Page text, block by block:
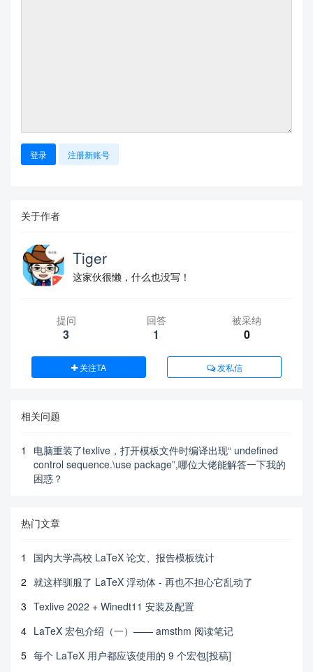
current page.center)
            ([xshift=0.5cm,yshift=-8cm]current pa
yshift=-8cm]current page.center)
            \draw[very thick,c4] ([xshift=0.5cm,y
shift=-8cm]current page.center)
            arc(180:0:2);
            \draw[very thick,c4] ([xshift=2.5cm,y
            \draw[very thick,c4] ([xshift=4.5cm,y
shift=-8cm]current page.center)
            \fill[red] ([xshift=2.5cm,yshift=-8c
m]current page.center) +(60:2) circle(1.5mm)
        \end{scope}
        \fill[c1] ([xshift=2cm,yshift=-8cm]curren
t page.center) rectangle ++ (-12.7,7.7);
        \node[text=white,anchor=west,scale=5,inne
r sep=0pt] at
        \node[text=white,anchor=west,scale=2.5,in
nter) {Some text};
        %
        \draw[gray,line width=5mm]
        ([xshift=2mm,yshift=-1mm]current page.sou
nt
    \end{tikzpicture}
登录 注册新账号
关于作者
Tiger
这家伙很懒，什么也没写！
提问
3
回答
1
被采纳
0
关注TA 发私信
相关问题
1
电脑重装了texlive，打开模板文件时编译出现“ undefined
control sequence.\use package”,哪位大佬能解答一下我的
困惑？
热门文章
1
国内大学高校 LaTeX 论文、报告模板统计
2 就这样驯服了 LaTeX 浮动体 - 再也不担心它乱动了
3 Texlive 2022 + Winedt11 安装及配置
4 LaTeX 宏包介绍（一）—— amsthm 阅读笔记
5 每个 LaTeX 用户都应该使用的 9 个宏包[投稿]